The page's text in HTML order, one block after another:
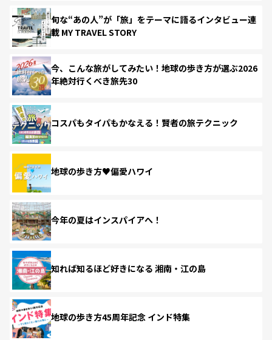
旬な“あの人”が「旅」をテーマに語るインタビュー連
載 MY TRAVEL STORY
今、こんな旅がしてみたい！地球の歩き方が選ぶ2026
年絶対行くべき旅先30
コスパもタイパもかなえる！賢者の旅テクニック
地球の歩き方♥偏愛ハワイ
今年の夏はインスパイアへ！
知れば知るほど好きになる 湘南・江の島
地球の歩き方45周年記念 インド特集